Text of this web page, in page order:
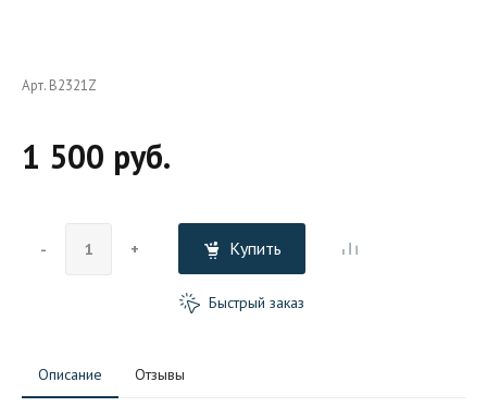
Арт. B2321Z
1 500 руб.
- + Купить
Быстрый заказ
Описание Отзывы